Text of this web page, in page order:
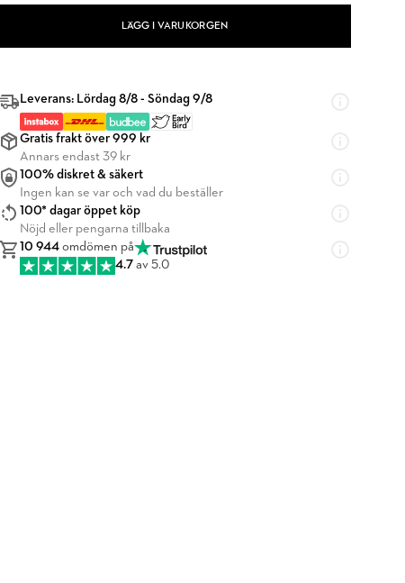
LÄGG I VARUKORGEN
Leverans: Lördag 8/8 - Söndag 9/8
Gratis frakt över 999 kr
Annars endast 39 kr
100% diskret & säkert
Ingen kan se var och vad du beställer
100* dagar öppet köp
Nöjd eller pengarna tillbaka
10 944 omdömen på
4.7 av 5.0